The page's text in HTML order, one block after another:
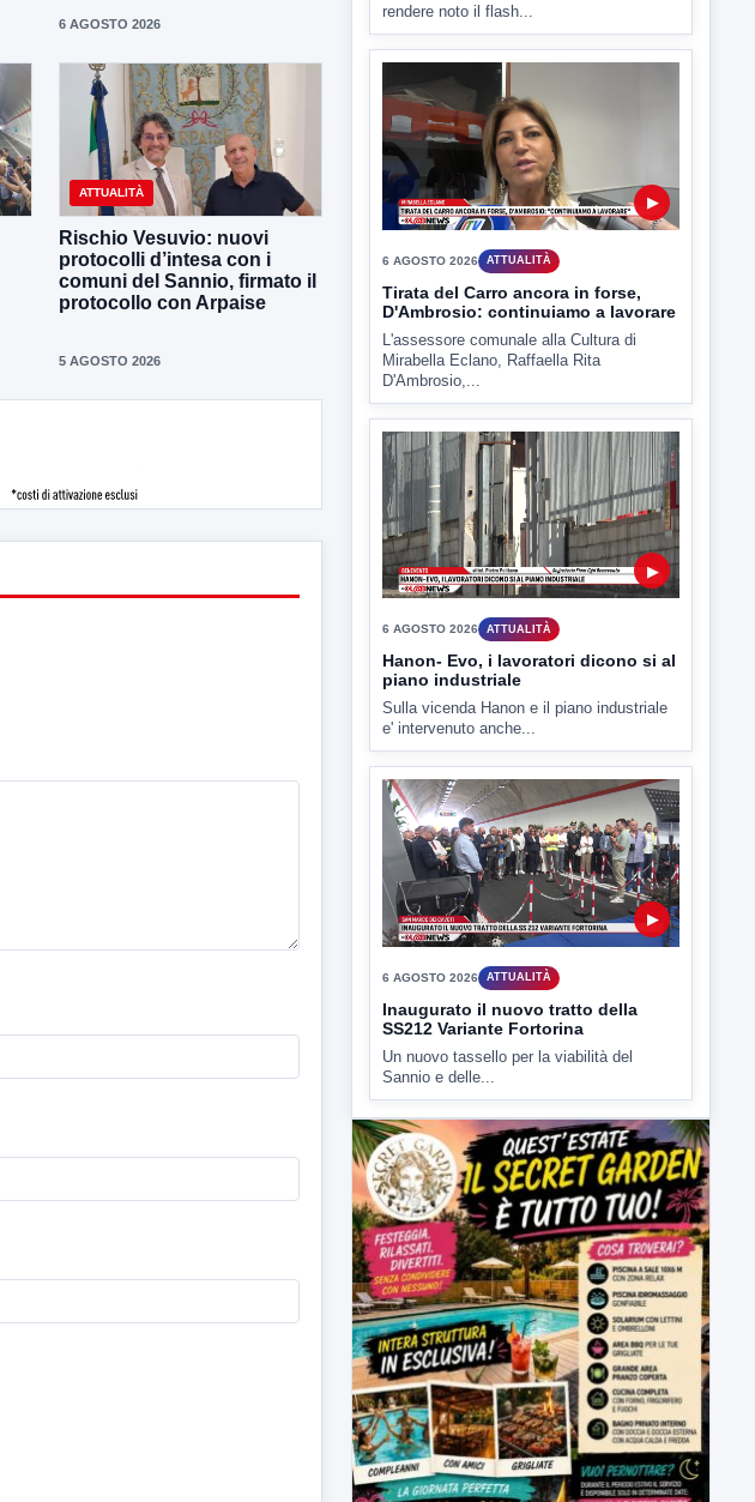
6 AGOSTO 2026
ATTUALITÀ
Rischio Vesuvio: nuovi
protocolli d’intesa con i
comuni del Sannio, firmato il
protocollo con Arpaise
5 AGOSTO 2026
Miasmi, Comitati dal Prefetto: non
lasciateci soli
rendere noto il flash...
Tirata del Carro ancora in forse,
D'Ambrosio: continuiamo a lavorare
L'assessore comunale alla Cultura di
Mirabella Eclano, Raffaella Rita
D'Ambrosio,...
▶
Hanon- Evo, i lavoratori dicono si al
piano industriale
Sulla vicenda Hanon e il piano industriale
e' intervenuto anche...
ATTUALITÀ
Inaugurato il nuovo tratto della
SS212 Variante Fortorina
Un nuovo tassello per la viabilità del
Sannio e delle...